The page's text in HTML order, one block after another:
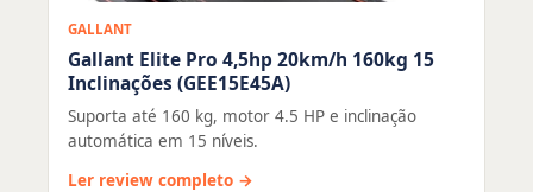
GALLANT
Gallant Elite Pro 4,5hp 20km/h 160kg 15
Inclinações (GEE15E45A)
Suporta até 160 kg, motor 4.5 HP e inclinação
automática em 15 níveis.
Ler review completo →